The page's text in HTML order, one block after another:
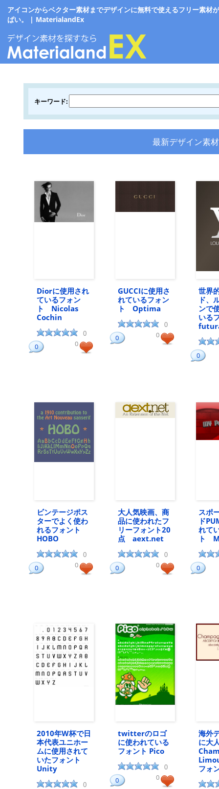
アイコンからベクター素材までデザインに無料で使えるフリー素材
ぱい。 | MaterialandEx
キーワード:
最新デザイン素材
Diorに使用され
ているフォン
ト Nicolas
Cochin
0
0 0
GUCCIに使用さ
れているフォン
ト Optima
0
0 0
世界
ド、
ンで
いる
0
ビンテージポス
ターでよく使わ
れるフォント
HOBO
0
0 0
大人気映画、商
品に使われたフ
リーフォント20
点 aext.net
0
0 0
スポ
ド
れて
ト
0
2010年W杯で日
本代表ユニホー
ムに使用されて
いたフォント
Unity
0
twitterのロゴ
に使われている
フォント Pico
0
0 0
海外
に大
フォ